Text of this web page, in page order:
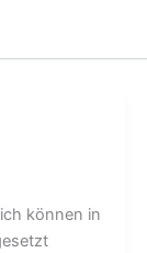
können in